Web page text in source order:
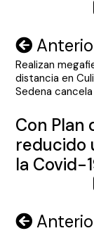
de
entradas
Realizan
distancia en
Sedena
Con Plan
reducido
la Covid-